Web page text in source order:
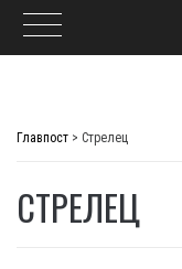
Главпост > Стрелец
СТРЕЛЕЦ